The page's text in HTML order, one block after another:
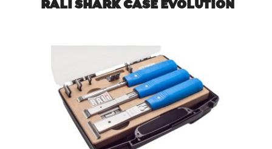
RALI SHARK CASE EVOLUTION